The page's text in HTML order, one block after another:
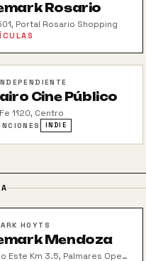
Rosario
Portal Rosario Shopping
Cine Público
1120, Centro
INDIE
HOYTS
Mendoza
Este Km 3.5, Palmares Open